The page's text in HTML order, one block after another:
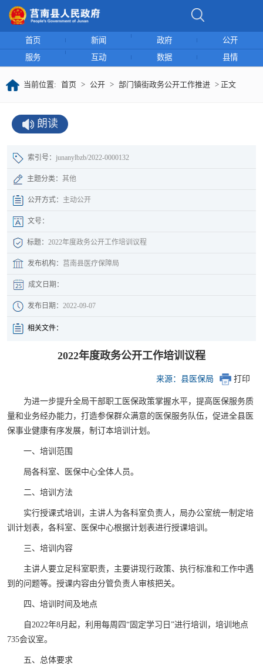
首页 新闻 政府
公开
服务
互动 数据 县情
当前位置: 首页 > 公开 > 部门镇街政务公开工作推进 > 正文
朗读
索引号： junanylbzb/2022-0000132
主题分类： 其他
公开方式： 主动公开
文号：
标题： 2022年度政务公开工作培训议程
发布机构： 莒南县医疗保障局
成文日期：
发布日期： 2022-09-07
相关文件：
2022年度政务公开工作培训议程
来源：县医保局 打印
为进一步提升全局干部职工医保政策掌握水平，提高医保服务质
量和业务经办能力，打造参保群众满意的医保服务队伍，促进全县医
保事业健康有序发展，制订本培训计划。
一、培训范围
局各科室、医保中心全体人员。
二、培训方法
实行授课式培训，主讲人为各科室负责人，局办公室统一制定培
训计划表，各科室、医保中心根据计划表进行授课培训。
三、培训内容
主讲人要立足科室职责，主要讲现行政策、执行标准和工作中遇
到的问题等。授课内容由分管负责人审核把关。
四、培训时间及地点
自2022年8月起，利用每周四“固定学习日”进行培训，培训地点
735会议室。
五、总体要求